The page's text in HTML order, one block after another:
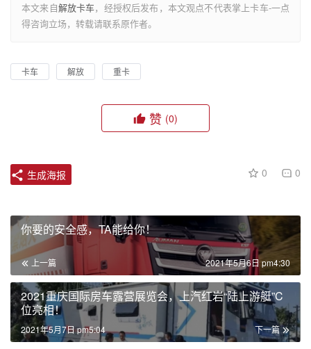
本文来自解放卡车，经授权后发布，本文观点不代表掌上卡车-一点
得咨询立场，转载请联系原作者。
卡车 解放 重卡
赞 (0)
0 0
生成海报
你要的安全感，TA能给你！
上一篇 2021年5月6日 pm4:30
2021重庆国际房车露营展览会，上汽红岩“陆上游艇”C
位亮相！
下一篇
2021年5月7日 pm5:04